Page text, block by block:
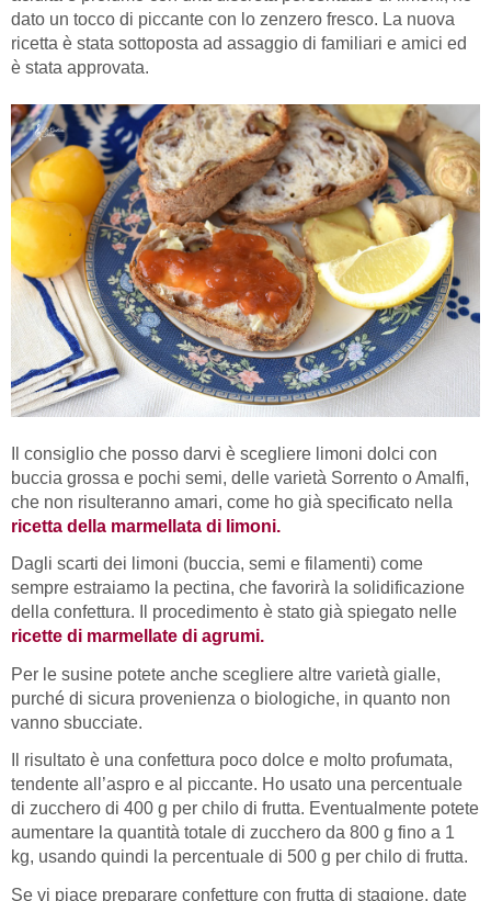
dato un tocco di piccante con lo zenzero fresco. La nuova
ricetta è stata sottoposta ad assaggio di familiari e amici ed
è stata approvata.
Il consiglio che posso darvi è scegliere limoni dolci con
buccia grossa e pochi semi, delle varietà Sorrento o Amalfi,
che non risulteranno amari, come ho già specificato nella
ricetta della marmellata di limoni.
Dagli scarti dei limoni (buccia, semi e filamenti) come
sempre estraiamo la pectina, che favorirà la solidificazione
della confettura. Il procedimento è stato già spiegato nelle
ricette di marmellate di agrumi.
Per le susine potete anche scegliere altre varietà gialle,
purché di sicura provenienza o biologiche, in quanto non
vanno sbucciate.
Il risultato è una confettura poco dolce e molto profumata,
tendente all’aspro e al piccante. Ho usato una percentuale
di zucchero di 400 g per chilo di frutta. Eventualmente potete
aumentare la quantità totale di zucchero da 800 g fino a 1
kg, usando quindi la percentuale di 500 g per chilo di frutta.
Se vi piace preparare confetture con frutta di stagione, date